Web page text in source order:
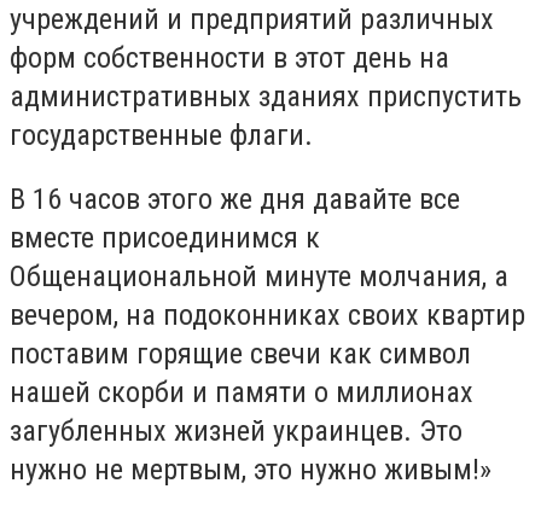
учреждений и предприятий различных
форм собственности в этот день на
административных зданиях приспустить
государственные флаги.
В 16 часов этого же дня давайте все
вместе присоединимся к
Общенациональной минуте молчания, а
вечером, на подоконниках своих квартир
поставим горящие свечи как символ
нашей скорби и памяти о миллионах
загубленных жизней украинцев. Это
нужно не мертвым, это нужно живым!»